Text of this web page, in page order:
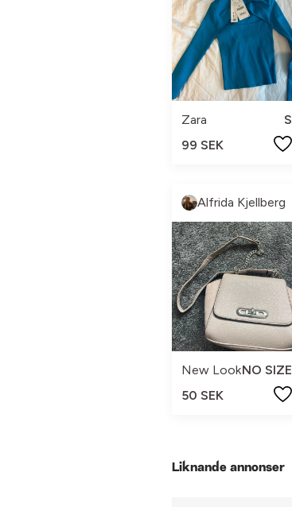
Zara
S
99 SEK
Alfrida Kjellberg
New LookNO SIZE
50 SEK
Liknande annonser